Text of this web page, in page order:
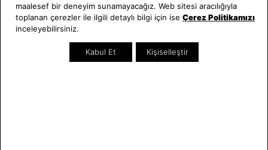
Mağazada Teknik Servis
Yatırımcı İlişkileri
Kampanyalar
İndirimliler
Hediye Kartı
Blog
maalesef bir deneyim sunamayacağız. Web sitesi aracılığıyla
toplanan çerezler ile ilgili detaylı bilgi için ise Çerez Politikamızı
inceleyebilirsiniz.
Kabul Et Kişiselleştir